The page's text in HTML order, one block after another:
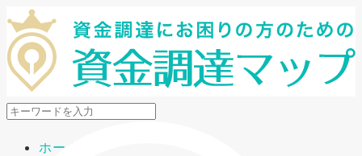
メニューを開閉
ホーム